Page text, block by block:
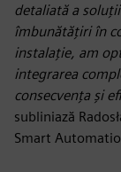
detaliată a
îmbunătățiri în
instalație, am
integrarea
consecvența și
subliniază
Smart